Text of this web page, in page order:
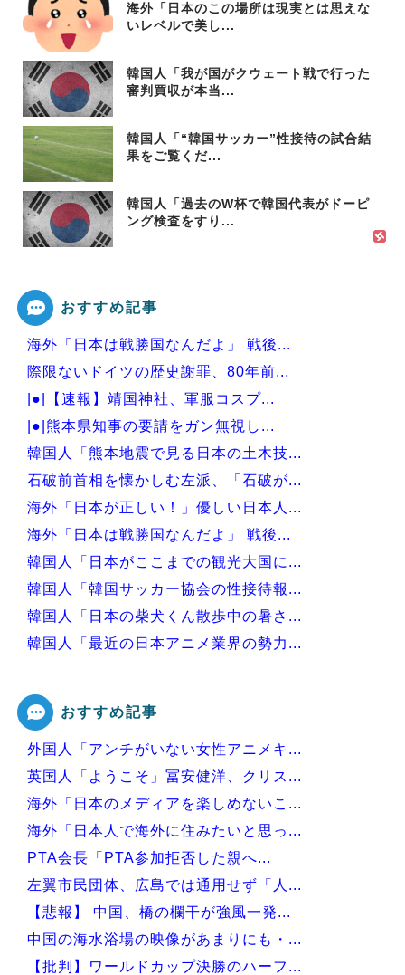
海外「日本のこの場所は現実とは思えな
いレベルで美し...
韓国人「我が国がクウェート戦で行った
審判買収が本当...
韓国人「“韓国サッカー”性接待の試合結
果をご覧くだ...
韓国人「過去のW杯で韓国代表がドーピ
ング検査をすり...
おすすめ記事
海外「日本は戦勝国なんだよ」 戦後...
際限ないドイツの歴史謝罪、80年前...
|●|【速報】靖国神社、軍服コスプ...
|●|熊本県知事の要請をガン無視し...
韓国人「熊本地震で見る日本の土木技...
石破前首相を懐かしむ左派、「石破が...
海外「日本が正しい！」優しい日本人...
海外「日本は戦勝国なんだよ」 戦後...
韓国人「日本がここまでの観光大国に...
韓国人「韓国サッカー協会の性接待報...
韓国人「日本の柴犬くん散歩中の暑さ...
韓国人「最近の日本アニメ業界の勢力...
Powered by livedoor 相互RSS
おすすめ記事
外国人「アンチがいない女性アニメキ...
英国人「ようこそ」冨安健洋、クリス...
海外「日本のメディアを楽しめないこ...
海外「日本人で海外に住みたいと思っ...
PTA会長「PTA参加拒否した親へ...
左翼市民団体、広島では通用せず「人...
【悲報】 中国、橋の欄干が強風一発...
中国の海水浴場の映像があまりにも・...
【批判】ワールドカップ決勝のハーフ...